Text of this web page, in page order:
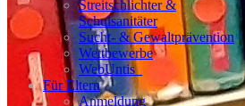
Streitschlichter &
Schulsanitäter
Sucht- & Gewaltprävention
Wettbewerbe
WebUntis_
Für Eltern
Anmeldung